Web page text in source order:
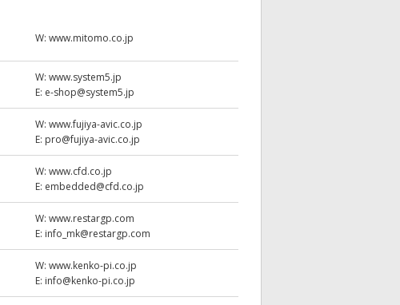
W:www.mitomo.co.jp
W:www.system5.jp
E: e-shop@system5.jp
W:www.fujiya-avic.co.jp
E: pro@fujiya-avic.co.jp
W:www.cfd.co.jp
E: embedded@cfd.co.jp
W:www.restargp.com
E: info_mk@restargp.com
W:www.kenko-pi.co.jp
E: info@kenko-pi.co.jp